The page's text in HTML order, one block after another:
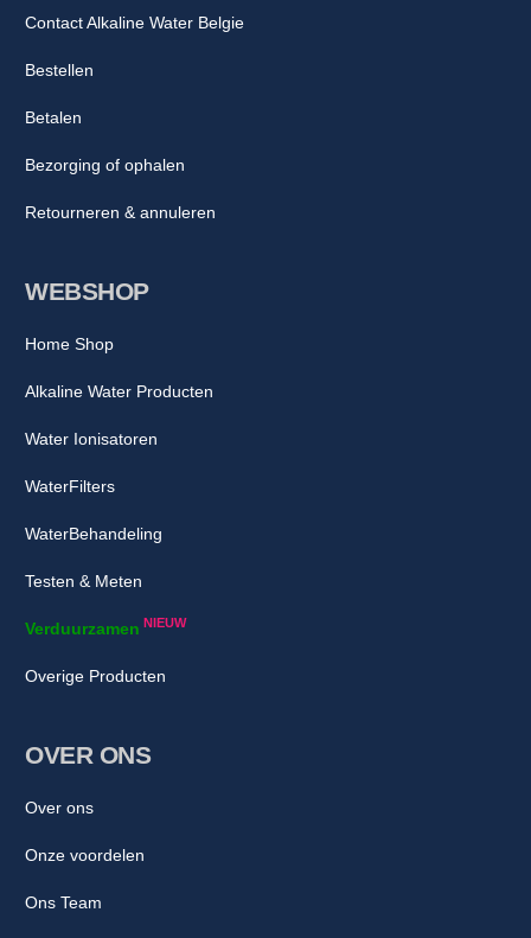
WEBSHOP
Home Shop
Alkaline Water Producten
Water Ionisatoren
WaterFilters
WaterBehandeling
Testen & Meten
Verduurzamen NIEUW
Overige Producten
OVER ONS
Over ons
Onze voordelen
Ons Team
Contact Alkaline Water Belgie
Bestellen
Betalen
Bezorging of ophalen
Retourneren & annuleren